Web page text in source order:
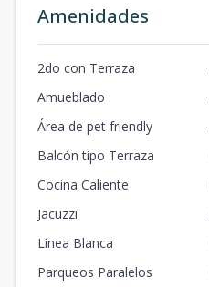
Amenidades
2do con Terraza
Amueblado
Área de pet friendly
Balcón tipo Terraza
Cocina Caliente
Jacuzzi
Línea Blanca
Parqueos Paralelos